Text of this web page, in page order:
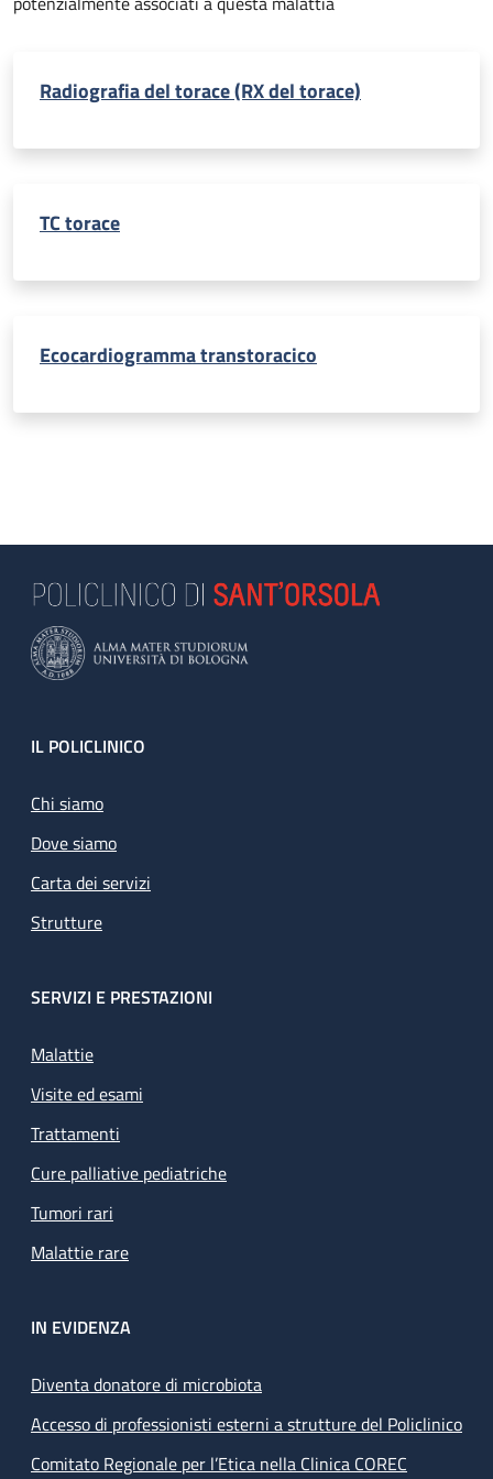
Radiografia del torace (RX del torace)
TC torace
Ecocardiogramma transtoracico
Footer
IL POLICLINICO
Chi siamo
Dove siamo
Carta dei servizi
Strutture
SERVIZI E PRESTAZIONI
Malattie
Visite ed esami
Trattamenti
Cure palliative pediatriche
Tumori rari
Malattie rare
IN EVIDENZA
Diventa donatore di microbiota
Accesso di professionisti esterni a strutture del Policlinico
Comitato Regionale per l’Etica nella Clinica COREC